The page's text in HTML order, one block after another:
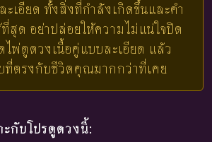
ะเอียด ทั้งสิ่งที่กำลังเกิดขึ้นและคำ
สุด อย่าปล่อยให้ความไม่แน่ใจปิด
ไพ่ดูดวงเนื้อคู่แบบละเอียด แล้ว
ที่ตรงกับชีวิตคุณมากกว่าที่เคย
กับโปรดูดวงนี้: